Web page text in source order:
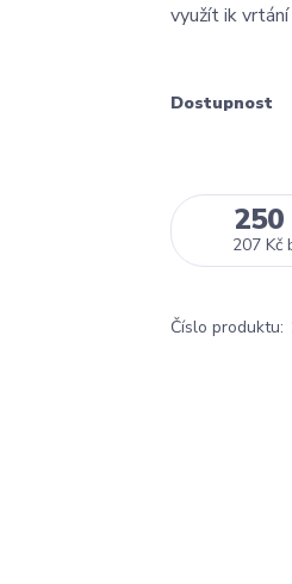
využít ik
Dostupnost
207 Kč
Číslo produktu: